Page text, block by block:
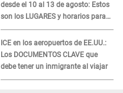
desde el 10 al 13 de agosto: Estos
son los LUGARES y horarios para
recibir la ayuda
ICE en los aeropuertos de EE.UU.:
Los DOCUMENTOS CLAVE que
debe tener un inmigrante al viajar